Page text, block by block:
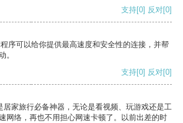
支持[0] 反对[0]
序可以给你提供最高速度和安全性的连接，并帮
。
支持[0] 反对[0]
居家旅行必备神器，无论是看视频、玩游戏还是工
网络，再也不用担心网速卡顿了。以前出差的时